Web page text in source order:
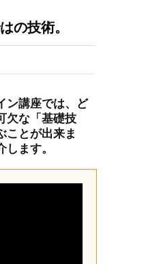
の技術。
ン講座では、ど
欠な「基礎技
ことが出来ま
ます。